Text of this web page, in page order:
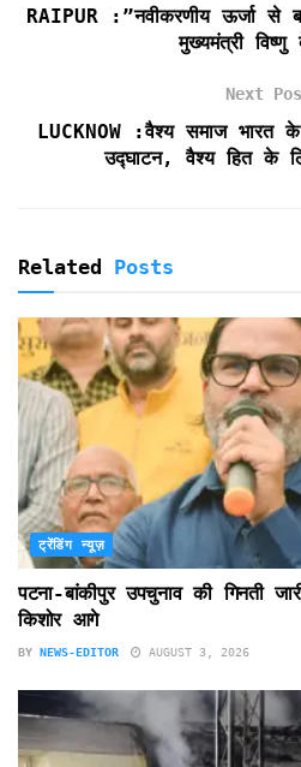
n
d
y
RAIPUR :”नवीकरणीय ऊर्जा से
मुख्यमंत्री
Next
LUCKNOW :वैश्य समाज भारत
उद्घाटन, वैश्य हित के
Related Posts
ट्रेंडिंग न्यूज़
पटना-बांकीपुर उपचुनाव की गिनती
किशोर आगे
BY NEWS-EDITOR AUGUST 3, 2026